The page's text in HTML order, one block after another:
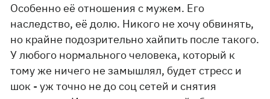
Особенно её отношения с мужем. Его
наследство, её долю. Никого не хочу обвинять,
но крайне подозрительно хайпить после такого.
У любого нормального человека, который к
тому же ничего не замышлял, будет стресс и
шок - уж точно не до соц сетей и снятия